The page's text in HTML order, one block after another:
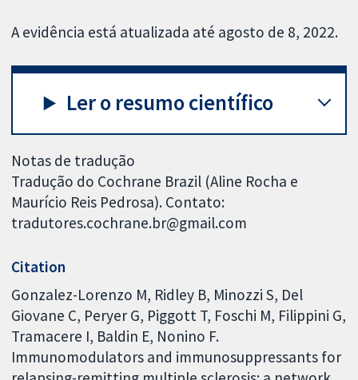
A evidência está atualizada até agosto de 8, 2022.
Ler o resumo científico
Notas de tradução
Tradução do Cochrane Brazil (Aline Rocha e
Maurício Reis Pedrosa). Contato:
tradutores.cochrane.br@gmail.com
Citation
Gonzalez-Lorenzo M, Ridley B, Minozzi S, Del
Giovane C, Peryer G, Piggott T, Foschi M, Filippini G,
Tramacere I, Baldin E, Nonino F.
Immunomodulators and immunosuppressants for